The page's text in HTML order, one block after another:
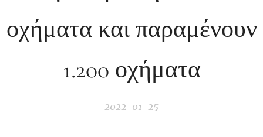
οχήματα και παραμένουν
1.200 οχήματα
2022-01-25